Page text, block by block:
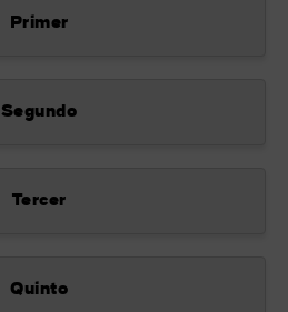
Primer
Segundo
Tercer
Quinto